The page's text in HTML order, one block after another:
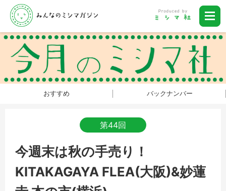
おすすめ バックナンバー
第44回
今週末は秋の手売り！
KITAKAGAYA FLEA(大阪)&妙蓮